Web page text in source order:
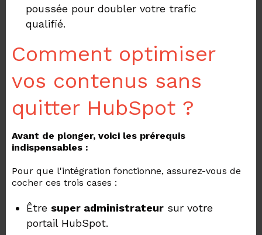
poussée pour doubler votre trafic
qualifié.
Comment optimiser
vos contenus sans
quitter HubSpot ?
Avant de plonger, voici les prérequis
indispensables :
Pour que l'intégration fonctionne, assurez-vous de
cocher ces trois cases :
Être super administrateur sur votre
portail HubSpot.